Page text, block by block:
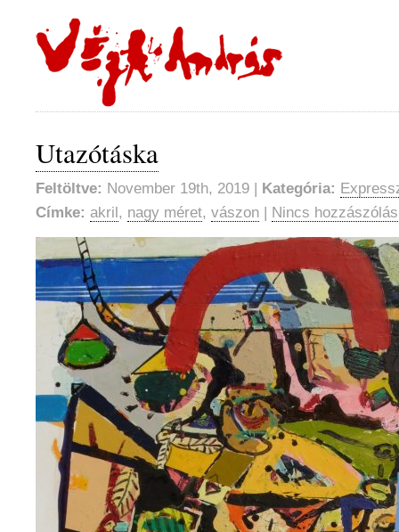
Utazótáska
Feltöltve: November 19th, 2019 | Kategória:
Címke: akril, nagy méret, vászon | Nincs